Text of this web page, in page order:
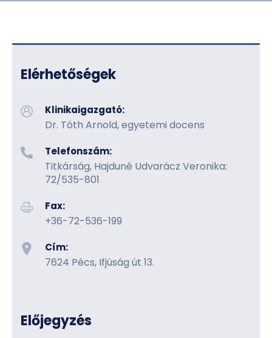
Elérhetőségek
Klinikaigazgató:
Dr. Tóth Arnold, egyetemi docens
Telefonszám:
Titkárság, Hajduné Udvarácz Veronika:
72/535-801
Fax:
+36-72-536-199
Cím:
7624 Pécs, Ifjúság út 13.
Előjegyzés